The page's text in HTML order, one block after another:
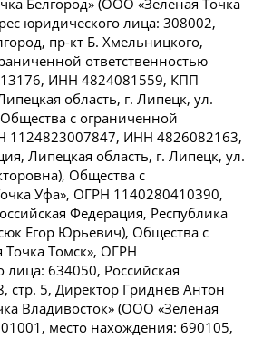
Белгород» (ООО «Зеленая Точка
юридического лица: 308002,
пр-кт Б. Хмельницкого,
ответственностью
ИНН 4824081559, КПП
область, г. Липецк, ул.
с ограниченной
1124823007847, ИНН 4826082163,
Липецкая область, г. Липецк, ул.
Общества с
Уфа», ОГРН 1140280410390,
Федерация, Республика
Егор Юрьевич), Общества с
Точка Томск», ОГРН
634050, Российская
стр. 5, Директор Гриднев Антон
Владивосток» (ООО «Зеленая
место нахождения: 690105,